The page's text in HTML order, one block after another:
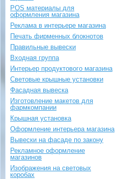
POS материалы для
оформления магазина
Реклама в интерьере магазина
Печать фирменных блокнотов
Правильные вывески
Входная группа
Интерьер продуктового магазина
Световые крышные установки
Фасадная вывеска
Изготовление макетов для
фармкомпании
Крышная установка
Оформление интерьера магазина
Вывески на фасаде по закону
Рекламное оформление
магазинов
Изображения на световых
коробах